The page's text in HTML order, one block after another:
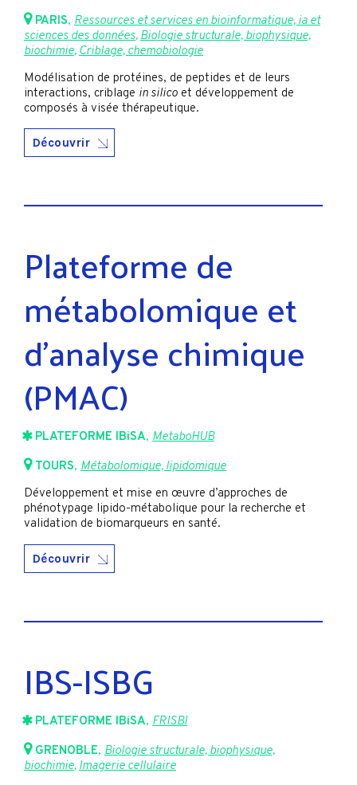
PARIS, Ressources et services en bioinformatique, ia et
sciences des données, Biologie structurale, biophysique,
biochimie, Criblage, chemobiologie
Modélisation de protéines, de peptides et de leurs
interactions, criblage in silico et développement de
composés à visée thérapeutique.
Découvrir
Plateforme de
métabolomique et
d’analyse chimique
(PMAC)
PLATEFORME IBiSA, MetaboHUB
TOURS, Métabolomique, lipidomique
Développement et mise en œuvre d’approches de
phénotypage lipido-métabolique pour la recherche et
validation de biomarqueurs en santé.
Découvrir
IBS-ISBG
PLATEFORME IBiSA, FRISBI
GRENOBLE, Biologie structurale, biophysique,
biochimie,Imagerie cellulaire